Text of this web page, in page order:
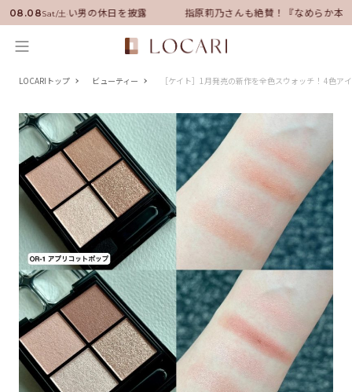
08.08Sat/土
に就任！いい男の休日を披露 指原莉乃さんも絶賛！『なめらか本
LOCARIトップ ビューティー ［ケイト］1月発売の新作を全色スウォッチ！ 4色